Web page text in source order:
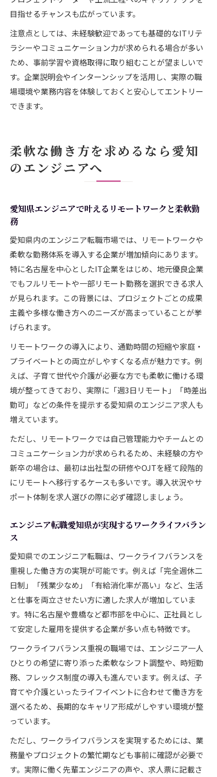
目指せるチャンスも広がっています。
注意点としては、未経験歓迎であっても基礎的なITリテ
ラシーやコミュニケーション力が求められる場合が多い
ため、事前学習や資格取得に取り組むことが望ましいで
す。企業説明会やインターンシップを活用し、実際の職
場環境や業務内容を体験しておくと安心してエントリー
できます。
柔軟な働き方を求めるなら愛知
のエンジニアへ
愛知県エンジニアで叶えるリモートワークと柔軟勤
務
愛知県内のエンジニア転職市場では、リモートワークや
柔軟な勤務体系を導入する企業が増加傾向にあります。
特に名古屋を中心としたIT企業をはじめ、地元優良企業
でもフルリモートや一部リモート勤務を選択できる求人
が見られます。この背景には、プロジェクトごとの成果
主義や多様な働き方へのニーズが高まっていることが挙
げられます。
リモートワークの導入により、通勤時間の短縮や家庭・
プライベートとの両立がしやすくなる点が魅力です。例
えば、子育て世代や介護が必要な方でも柔軟に働ける環
境が整ってきており、実際に「週3日リモート」「時差出
勤可」などの条件を提示する愛知県のエンジニア求人も
増えています。
ただし、リモートワークでは自己管理能力やチームとの
コミュニケーション力が求められるため、未経験の方や
新卒の場合は、最初は出社型の研修やOJTを経て段階的
にリモートへ移行するケースも多いです。導入状況やサ
ポート体制を求人選びの際に必ず確認しましょう。
エンジニア転職愛知県が実現するワークライフバラン
ス
愛知県でのエンジニア転職は、ワークライフバランスを
重視した働き方の実現が可能です。例えば「完全週休二
日制」「残業少なめ」「有給消化率が高い」など、生活
と仕事を両立させたい方に適した求人が増加していま
す。特に名古屋や豊橋など都市部を中心に、正社員とし
て安定した雇用を提供する企業が多い点も特徴です。
ワークライフバランス重視の職場では、エンジニア一人
ひとりの希望に寄り添った柔軟なシフト調整や、時短勤
務、フレックス制度の導入も進んでいます。例えば、子
育てや介護といったライフイベントに合わせて働き方を
選べるため、長期的なキャリア形成がしやすい環境が整
っています。
ただし、ワークライフバランスを実現するためには、業
務量やプロジェクトの繁忙期なども事前に確認が必要で
す。実際に働く先輩エンジニアの声や、求人票に記載さ